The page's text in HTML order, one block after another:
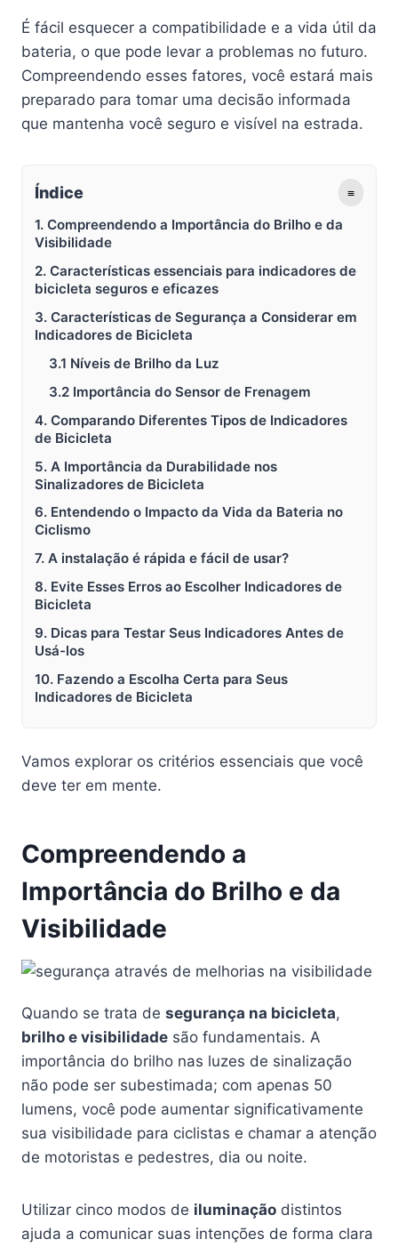
É fácil esquecer a compatibilidade e a vida útil da
bateria, o que pode levar a problemas no futuro.
Compreendendo esses fatores, você estará mais
preparado para tomar uma decisão informada
que mantenha você seguro e visível na estrada.
Índice ≡
1. Compreendendo a Importância do Brilho e da
Visibilidade
2. Características essenciais para indicadores de
bicicleta seguros e eficazes
3. Características de Segurança a Considerar em
Indicadores de Bicicleta
3.1 Níveis de Brilho da Luz
3.2 Importância do Sensor de Frenagem
4. Comparando Diferentes Tipos de Indicadores
de Bicicleta
5. A Importância da Durabilidade nos
Sinalizadores de Bicicleta
6. Entendendo o Impacto da Vida da Bateria no
Ciclismo
7. A instalação é rápida e fácil de usar?
8. Evite Esses Erros ao Escolher Indicadores de
Bicicleta
9. Dicas para Testar Seus Indicadores Antes de
Usá-los
10. Fazendo a Escolha Certa para Seus
Indicadores de Bicicleta
Vamos explorar os critérios essenciais que você
deve ter em mente.
Compreendendo a
Importância do Brilho e da
Visibilidade
Quando se trata de segurança na bicicleta,
brilho e visibilidade são fundamentais. A
importância do brilho nas luzes de sinalização
não pode ser subestimada; com apenas 50
lumens, você pode aumentar significativamente
sua visibilidade para ciclistas e chamar a atenção
de motoristas e pedestres, dia ou noite.
Utilizar cinco modos de iluminação distintos
ajuda a comunicar suas intenções de forma clara